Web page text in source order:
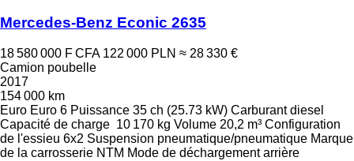
Mercedes-Benz Econic 2635
18 580 000 F CFA 122 000 PLN ≈ 28 330 €
Camion poubelle
2017
154 000 km
Euro Euro 6 Puissance 35 ch (25.73 kW) Carburant diesel
Capacité de charge 10 170 kg Volume 20,2 m³ Configuration
de l'essieu 6x2 Suspension pneumatique/pneumatique Marque
de la carrosserie NTM Mode de déchargement arrière